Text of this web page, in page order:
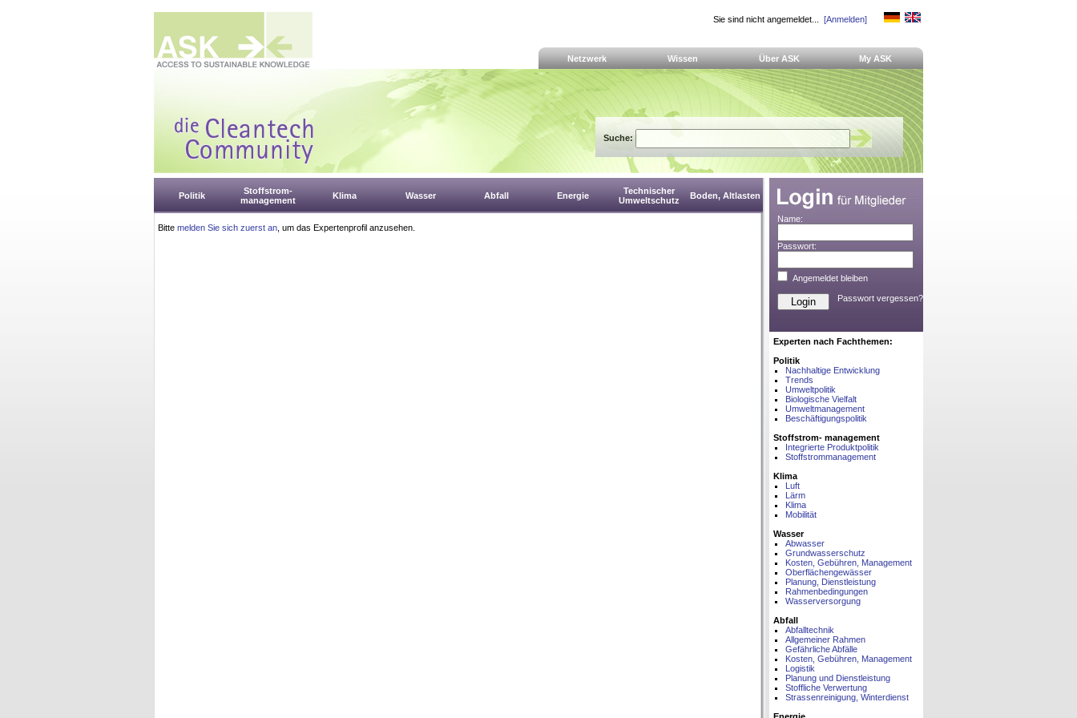
Sie sind nicht angemeldet... [Anmelden]
Netzwerk Wissen Über ASK My ASK
Suche:
Politik
Stoffstrom-
management
Klima Wasser Abfall Energie
Technischer
Umweltschutz
Boden, Altlasten
Bitte melden Sie sich zuerst an , um das Expertenprofil anzusehen.
Name:
Passwort:
Angemeldet bleiben
Passwort vergessen?
Experten nach Fachthemen:
Politik
Nachhaltige Entwicklung
Trends
Umweltpolitik
Biologische Vielfalt
Umweltmanagement
Beschäftigungspolitik
Stoffstrom- management
Integrierte Produktpolitik
Stoffstrommanagement
Klima
Luft
Lärm
Klima
Mobilität
Wasser
Abwasser
Grundwasserschutz
Kosten, Gebühren, Management
Oberflächengewässer
Planung, Dienstleistung
Rahmenbedingungen
Wasserversorgung
Abfall
Abfalltechnik
Allgemeiner Rahmen
Gefährliche Abfälle
Kosten, Gebühren, Management
Logistik
Planung und Dienstleistung
Stoffliche Verwertung
Strassenreinigung, Winterdienst